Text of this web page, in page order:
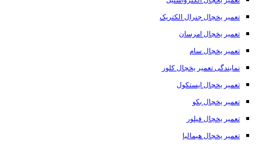
تعمیر یخچال جنرال الکتریک
تعمیر یخچال امرسان
تعمیر یخچال سام
نمایندگی تعمیر یخچال کلور
تعمیر یخچال ایستکول
تعمیر یخچال بکو
تعمیر یخچال فیلور
تعمیر یخچال هیمالیا